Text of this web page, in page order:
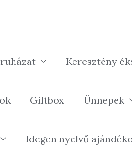
Keresztény
Giftbox Ünnepek
Idegen nyelvű